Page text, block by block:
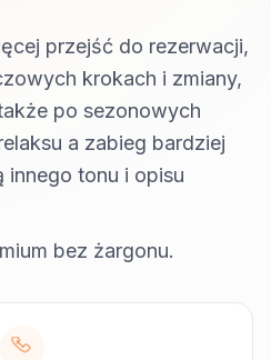
przejść do rezerwacji,
krokach i zmiany,
po sezonowych
a zabieg bardziej
innego tonu i opisu
bez żargonu.